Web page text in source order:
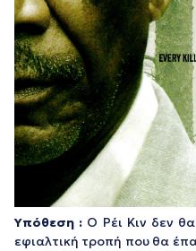
Υπόθεση : Ο Ρέι Κιν δεν
εφιαλτική τροπή που θα